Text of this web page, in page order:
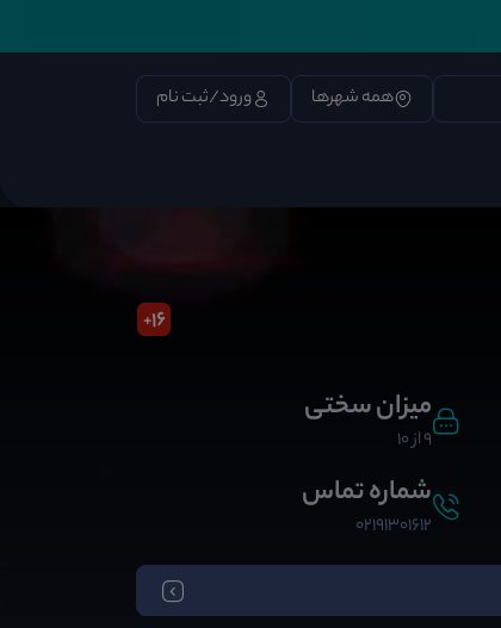
همه شهرها ورود/ثبت نام
16
+
میزان سختی
9 از 10
شماره تماس
02191301612